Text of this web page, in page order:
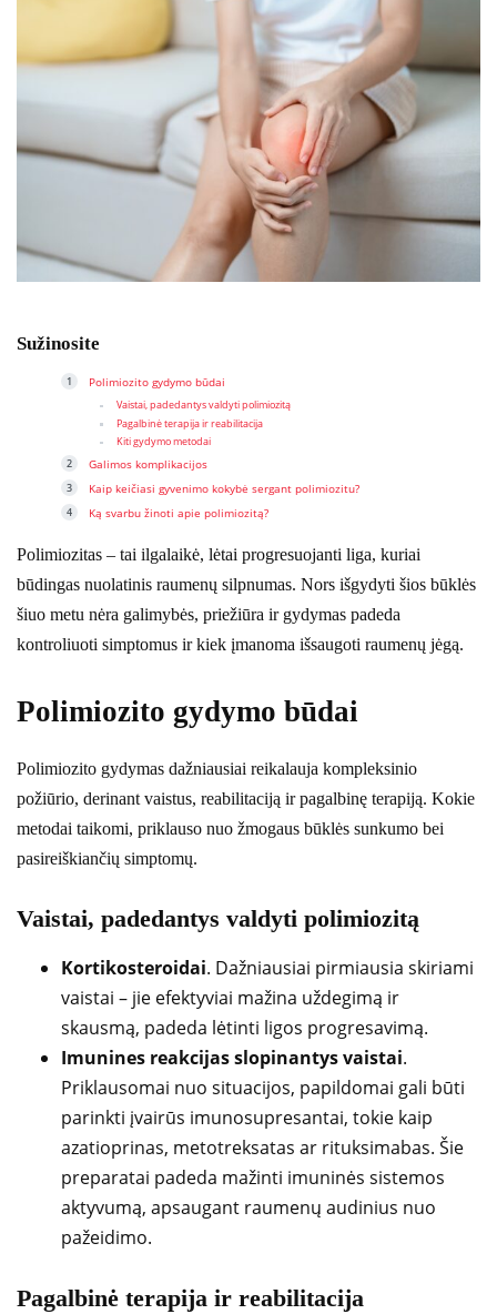
Sužinosite
Polimiozito gydymo būdai
Vaistai, padedantys valdyti polimiozitą
Pagalbinė terapija ir reabilitacija
Kiti gydymo metodai
Galimos komplikacijos
Kaip keičiasi gyvenimo kokybė sergant polimiozitu?
Ką svarbu žinoti apie polimiozitą?
Polimiozitas – tai ilgalaikė, lėtai progresuojanti liga, kuriai
būdingas nuolatinis raumenų silpnumas. Nors išgydyti šios būklės
šiuo metu nėra galimybės, priežiūra ir gydymas padeda
kontroliuoti simptomus ir kiek įmanoma išsaugoti raumenų jėgą.
Polimiozito gydymo būdai
Polimiozito gydymas dažniausiai reikalauja kompleksinio
požiūrio, derinant vaistus, reabilitaciją ir pagalbinę terapiją. Kokie
metodai taikomi, priklauso nuo žmogaus būklės sunkumo bei
pasireiškiančių simptomų.
Vaistai, padedantys valdyti polimiozitą
Kortikosteroidai. Dažniausiai pirmiausia skiriami
vaistai – jie efektyviai mažina uždegimą ir
skausmą, padeda lėtinti ligos progresavimą.
Imunines reakcijas slopinantys vaistai.
Priklausomai nuo situacijos, papildomai gali būti
parinkti įvairūs imunosupresantai, tokie kaip
azatioprinas, metotreksatas ar rituksimabas. Šie
preparatai padeda mažinti imuninės sistemos
aktyvumą, apsaugant raumenų audinius nuo
pažeidimo.
Pagalbinė terapija ir reabilitacija